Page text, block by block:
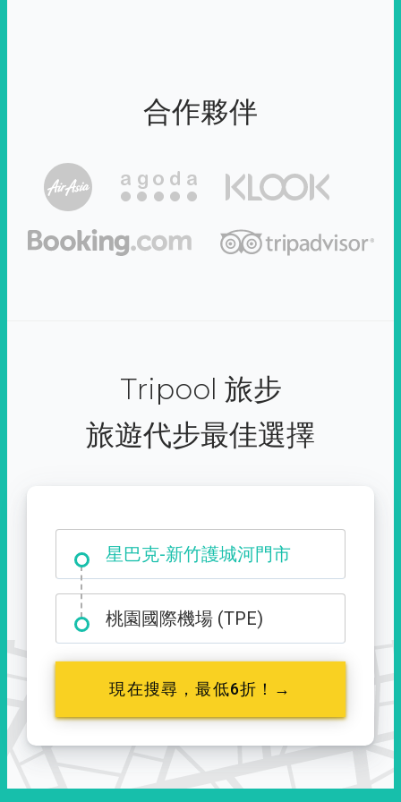
合作夥伴
Tripool 旅步
旅遊代步最佳選擇
大霸尖山登山口
桃園國際機場 (TPE)
現在搜尋，最低6折！→